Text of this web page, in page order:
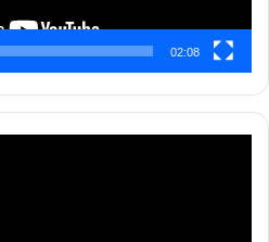
02:08